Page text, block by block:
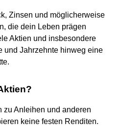
Zinsen und möglicherweise
die dein Leben prägen
Aktien und insbesondere
und Jahrzehnte hinweg eine
zu Anleihen und anderen
keine festen Renditen.